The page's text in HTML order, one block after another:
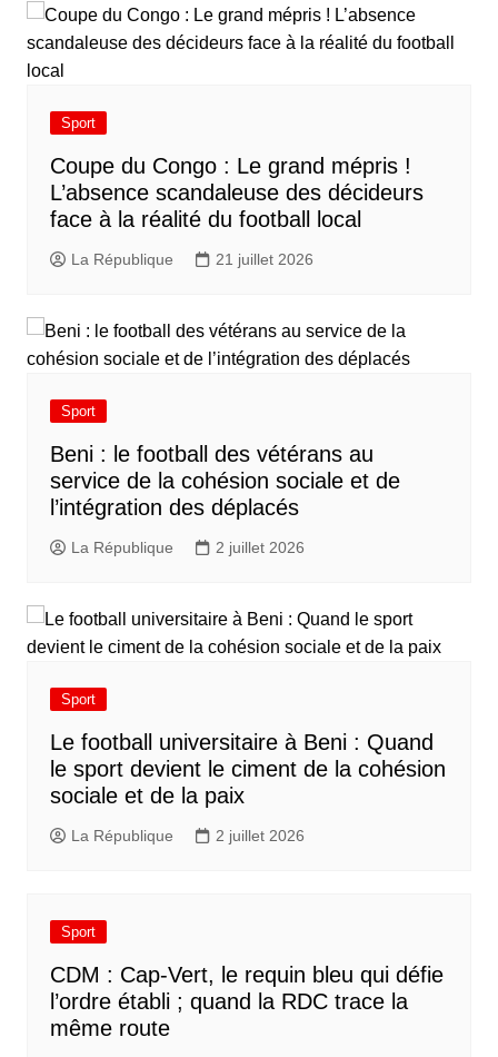
Sport
​Coupe du Congo : Le grand mépris !
L’absence scandaleuse des décideurs
face à la réalité du football local
La République 21 juillet 2026
Sport
Beni : le football des vétérans au
service de la cohésion sociale et de
l’intégration des déplacés​
La République 2 juillet 2026
Sport
Le football universitaire à Beni : Quand
le sport devient le ciment de la cohésion
sociale et de la paix
La République 2 juillet 2026
Sport
CDM : Cap-Vert, le requin bleu qui défie
l’ordre établi ; quand la RDC trace la
même route